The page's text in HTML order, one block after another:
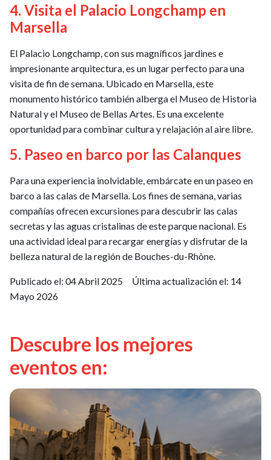
4. Visita el Palacio Longchamp en
Marsella
El Palacio Longchamp, con sus magníficos jardines e
impresionante arquitectura, es un lugar perfecto para una
visita de fin de semana. Ubicado en Marsella, este
monumento histórico también alberga el Museo de Historia
Natural y el Museo de Bellas Artes. Es una excelente
oportunidad para combinar cultura y relajación al aire libre.
5. Paseo en barco por las Calanques
Para una experiencia inolvidable, embárcate en un paseo en
barco a las calas de Marsella. Los fines de semana, varias
compañías ofrecen excursiones para descubrir las calas
secretas y las aguas cristalinas de este parque nacional. Es
una actividad ideal para recargar energías y disfrutar de la
belleza natural de la región de Bouches-du-Rhône.
Publicado el: 04 Abril 2025 Última actualización el: 14
Mayo 2026
Descubre los mejores
eventos en: